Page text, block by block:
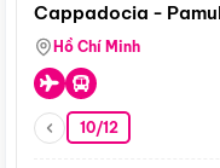
Cappadocia -
Hồ Chí Minh
10/12